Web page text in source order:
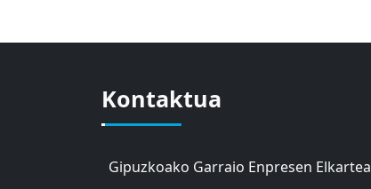
Kontaktua
Gipuzkoako Garraio Enpresen Elkartea